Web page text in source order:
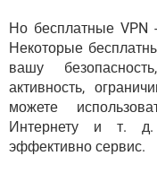
Но бесплатные VPN
Некоторые
вашу
активность,
можете
Интернету и т.
эффективно сервис.